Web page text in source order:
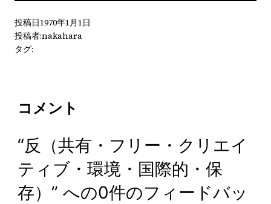
投稿日1970年1月1日
投稿者:nakahara
タグ:
コメント
“反（共有・フリー・クリエイ
ティブ・環境・国際的・保
存）” への0件のフィードバッ